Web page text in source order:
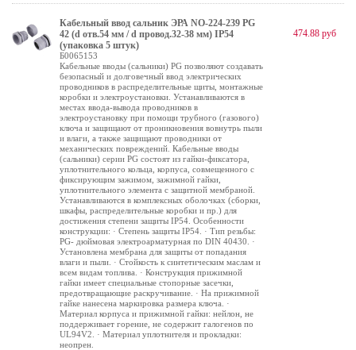
Кабельный ввод сальник ЭРА NO-224-239 PG
42 (d отв.54 мм / d провод.32-38 мм) IP54
(упаковка 5 штук)
Б0065153
Кабельные вводы (сальники) PG позволяют создавать
безопасный и долговечный ввод электрических
проводников в распределительные щиты, монтажные
коробки и электроустановки. Устанавливаются в
местах ввода-вывода проводников в
электроустановку при помощи трубного (газового)
ключа и защищают от проникновения вовнутрь пыли
и влаги, а также защищают проводники от
механических повреждений. Кабельные вводы
(сальники) серии PG состоят из гайки-фиксатора,
уплотнительного кольца, корпуса, совмещенного с
фиксирующим зажимом, зажимной гайки,
уплотнительного элемента с защитной мембраной.
Устанавливаются в комплексных оболочках (сборки,
шкафы, распределительные коробки и пр.) для
достижения степени защиты IP54. Особенности
конструкции: · Степень защиты IP54. · Тип резьбы:
PG- дюймовая электроарматурная по DIN 40430. ·
Установлена мембрана для защиты от попадания
влаги и пыли. · Стойкость к синтетическим маслам и
всем видам топлива. · Конструкция прижимной
гайки имеет специальные стопорные засечки,
предотвращающие раскручивание. · На прижимной
гайке нанесена маркировка размера ключа. ·
Материал корпуса и прижимной гайки: нейлон, не
поддерживает горение, не содержит галогенов по
UL94V2. · Материал уплотнителя и прокладки:
неопрен.
474.88 руб